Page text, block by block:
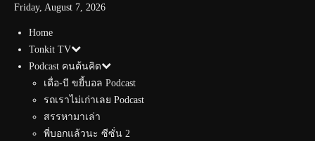
Friday, August 7, 2026
Home
Tonkit TV
Podcast คนต้นคิด
เดื่อ-บี ขยี้บอล Podcast
รถเราไม่เก่าเลย Podcast
สรรหามาเล่า
พี่บอกแล้วนะ ซีซั่น 2